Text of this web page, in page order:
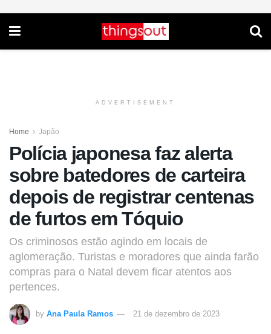
ADVERTISEMENT
Home Japão
Polícia japonesa faz alerta
sobre batedores de carteira
depois de registrar centenas
de furtos em Tóquio
Os criminosos estão agindo em locais de
aglomeração. Turistas e moradores que ainda farão
compras para o Natal devem ficar atentos aos
pertences.
by Ana Paula Ramos 21 de dezembro de 2023